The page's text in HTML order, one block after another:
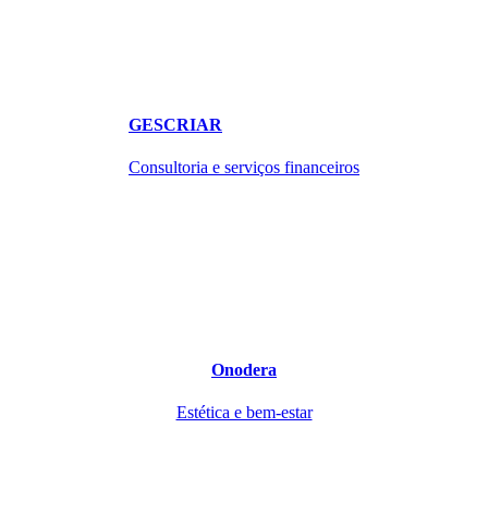
GESCRIAR
Consultoria e serviços financeiros
Onodera
Estética e bem-estar